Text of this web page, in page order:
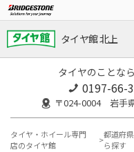
タイヤ館 北上
タイヤのことな
0197-66-
〒024-0004 岩手
タイヤ・ホイール専門
店のタイヤ館
都道府
ら探す